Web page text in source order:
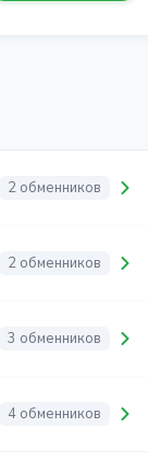
2 обменников
2 обменников
3 обменников
4 обменников